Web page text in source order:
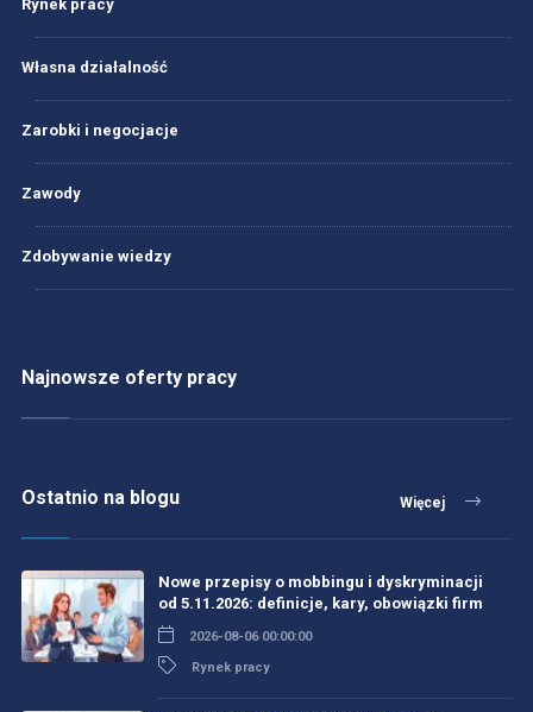
Rynek pracy
Własna działalność
Zarobki i negocjacje
Zawody
Zdobywanie wiedzy
Najnowsze oferty pracy
Ostatnio na blogu Więcej
Nowe przepisy o mobbingu i dyskryminacji
od 5.11.2026: definicje, kary, obowiązki firm
2026-08-06 00:00:00
Rynek pracy